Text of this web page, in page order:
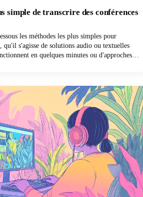
simple de transcrire des conférences
les méthodes les plus simples pour
qu'il s'agisse de solutions audio ou textuelles
en quelques minutes ou d'approches